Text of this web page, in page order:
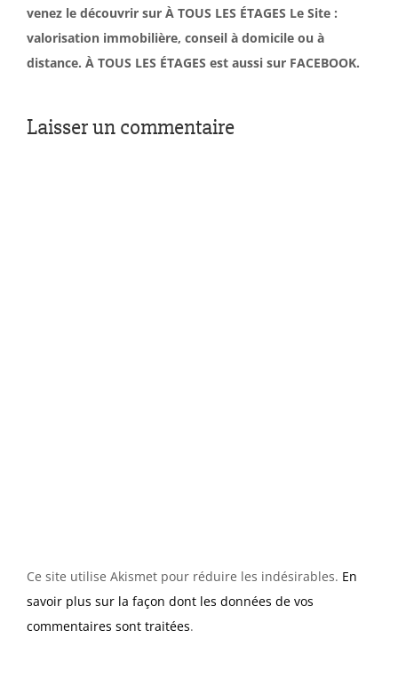
venez le découvrir sur À TOUS LES ÉTAGES Le Site :
valorisation immobilière, conseil à domicile ou à
distance. À TOUS LES ÉTAGES est aussi sur FACEBOOK.
Laisser un commentaire
Ce site utilise Akismet pour réduire les indésirables. En
savoir plus sur la façon dont les données de vos
commentaires sont traitées.